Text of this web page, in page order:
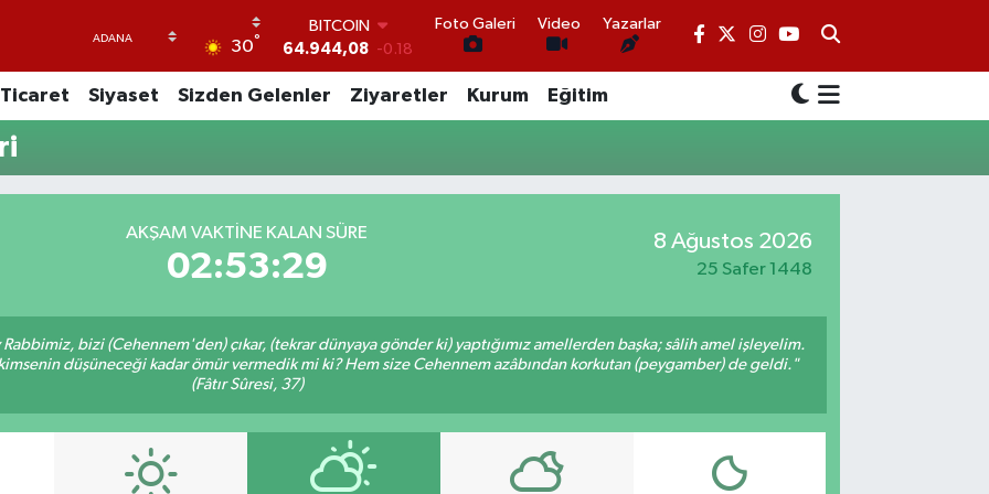
30°
BITCOIN
64.944,08 -0.18
DOLAR
47,7436 0.18
EURO
6660.55
BİST100
13.779
Foto Galeri Video Yazarlar
Ticaret Siyaset Sizden Gelenler Ziyaretler Kurum Eğitim
AKŞAM VAKTINE KALAN SÜRE
02:53:29
8 Ağustos 2026
25 Safer 1448
bizi (Cehennem'den) çıkar, (tekrar dünyaya gönder ki) yaptığımız amellerden başka; sâlih amel işleyelim.
düşüneceği kadar ömür vermedik mi ki? Hem size Cehennem azâbından korkutan (peygamber) de geldi."
(Fâtır Sûresi, 37)